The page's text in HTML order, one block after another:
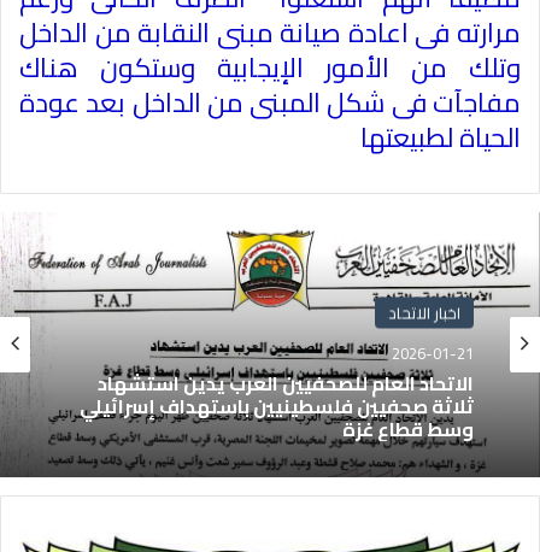
مرارته فى اعادة صيانة مبنى النقابة من الداخل
وتلك من الأمور الإيجابية وستكون هناك
مفاجآت فى شكل المبنى من الداخل بعد عودة
الحياة لطبيعتها
اخبار الاتحاد
2026-01-21
الاتحاد العام للصحفيين العرب يدين استشهاد
ثلاثة صحفيين فلسطينيين باستهداف إسرائيلي
وسط قطاع غزة